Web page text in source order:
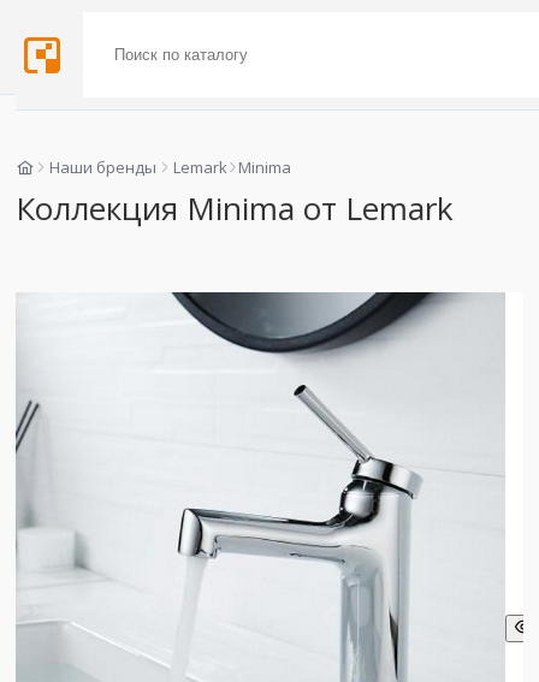
Наши бренды Lemark Minima
Коллекция Minima от Lemark